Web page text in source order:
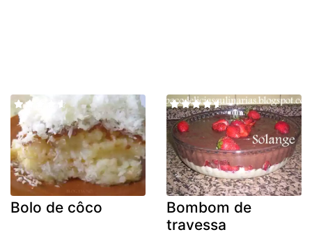
Bolo de côco
Bombom de
travessa